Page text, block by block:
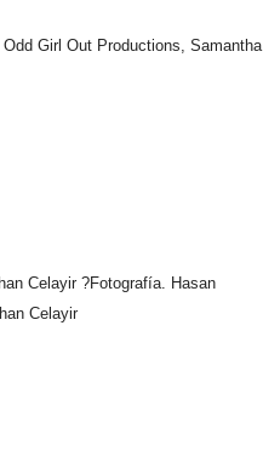
Girl Out Productions, Samantha
Celayir ?Fotografía. Hasan
Celayir